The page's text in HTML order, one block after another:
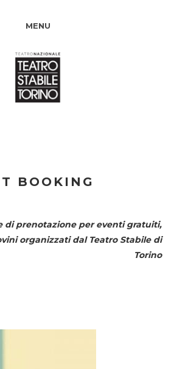
MENU
BOOKING
di prenotazione per eventi gratuiti,
organizzati dal Teatro Stabile di
Torino